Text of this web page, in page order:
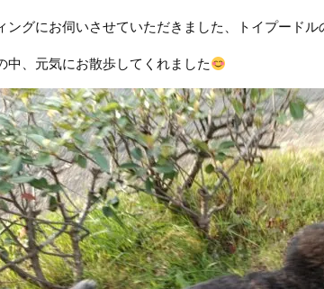
ングにお伺いさせていただきました、トイプードル
中、元気にお散歩してくれました